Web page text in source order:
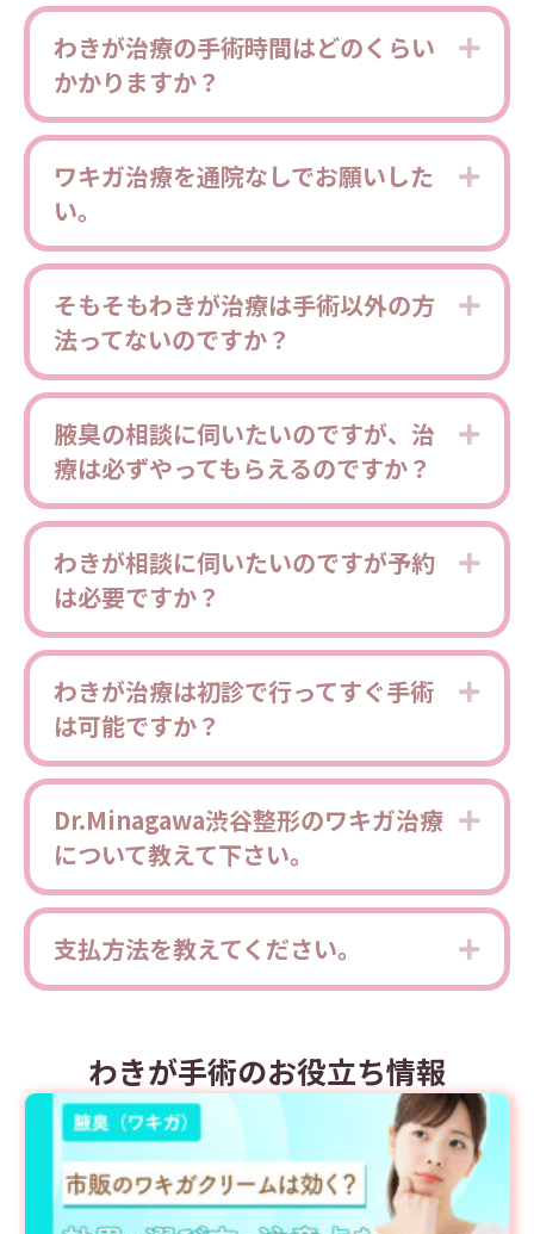
わきが治療の手術時間はどのくらい
かかりますか？
ワキガ治療を通院なしでお願いした
い。
そもそもわきが治療は手術以外の方
法ってないのですか？
腋臭の相談に伺いたいのですが、治
療は必ずやってもらえるのですか？
わきが相談に伺いたいのですが予約
は必要ですか？
わきが治療は初診で行ってすぐ手術
は可能ですか？
Dr.Minagawa渋谷整形のワキガ治療
について教えて下さい。
支払方法を教えてください。
わきが手術のお役立ち情報